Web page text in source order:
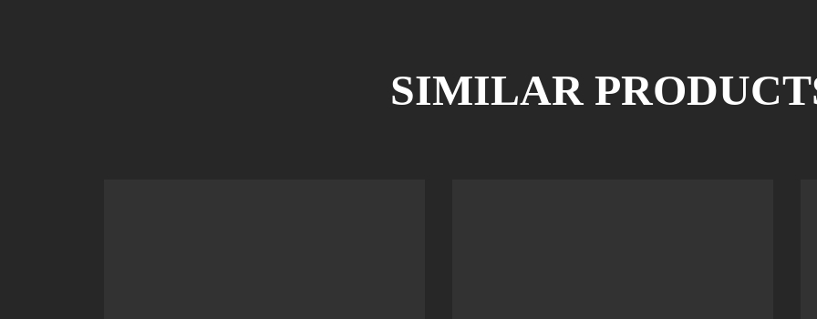
SIMILAR